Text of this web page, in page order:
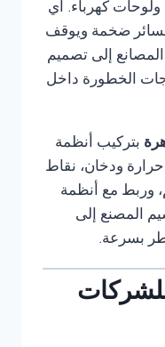
كهرباء. أي
ضخمة ويوقف
المصانع إلى تصميم
الخطورة داخل
بتركيب أنظمة
ودخان، نقاط
وربط مع أنظمة
المصنع إلى
بسرعة.